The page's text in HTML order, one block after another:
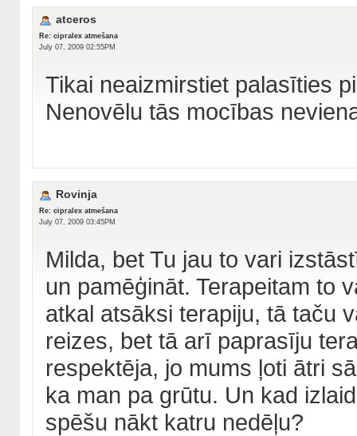
atceros
Re: cipralex atmešana
July 07, 2009 02:55PM
Tikai neaizmirstiet palasīties
Nenovēlu tās mocības
Rovinja
Re: cipralex atmešana
July 07, 2009 03:45PM
Milda, bet Tu jau to vari
un pamēģināt. Terapeitam to
atkal atsāksi terapiju, tā taču
reizes, bet tā arī paprasīju
respektēja, jo mums ļoti ātri
ka man pa grūtu. Un kad
spēšu nākt katru nedēļu?